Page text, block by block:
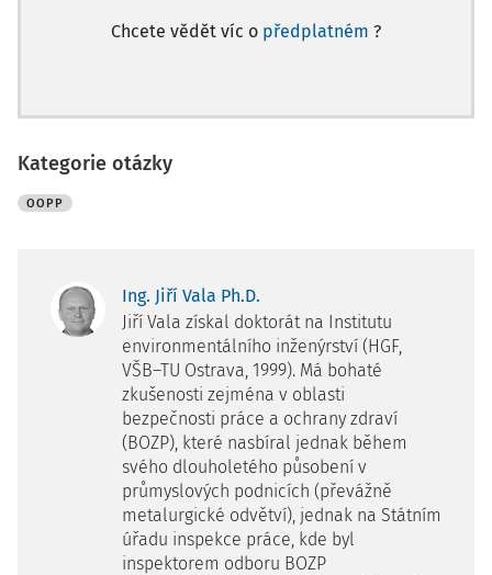
Chcete vědět víc o předplatném ?
Kategorie otázky
OOPP
Ing. Jiří Vala Ph.D.
Jiří Vala získal doktorát na Institutu
environmentálního inženýrství (HGF,
VŠB–TU Ostrava, 1999). Má bohaté
zkušenosti zejména v oblasti
bezpečnosti práce a ochrany zdraví
(BOZP), které nasbíral jednak během
svého dlouholetého působení v
průmyslových podnicích (převážně
metalurgické odvětví), jednak na Státním
úřadu inspekce práce, kde byl
inspektorem odboru BOZP